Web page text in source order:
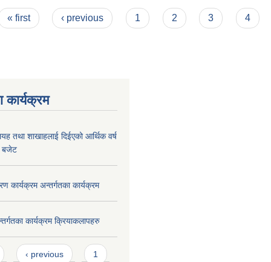
« first
‹ previous 1 2 3 4
तथा शाखाहलाई दिईएको आर्थिक वर्ष
बजेट
कार्यक्रम अन्तर्गतका कार्यक्रम
कार्यक्रम क्रियाकलापहरु
‹ previous 1